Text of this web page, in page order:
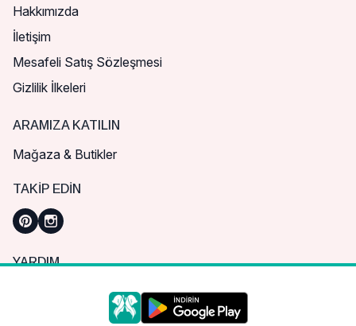
Hakkımızda
İletişim
Mesafeli Satış Sözleşmesi
Gizlilik İlkeleri
ARAMIZA KATILIN
Mağaza & Butikler
TAKIP EDIN
YARDIM
Sık Sorulan Sorular
Nasıl Sipariş Verebilirim?
Daha iyi bir alışveriş deneyimi için çerezleri